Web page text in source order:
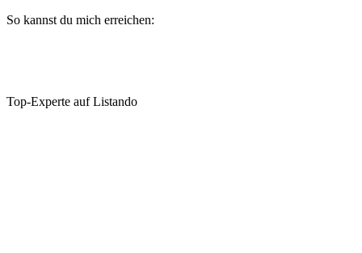
So kannst du mich erreichen:
Top-Experte auf Listando